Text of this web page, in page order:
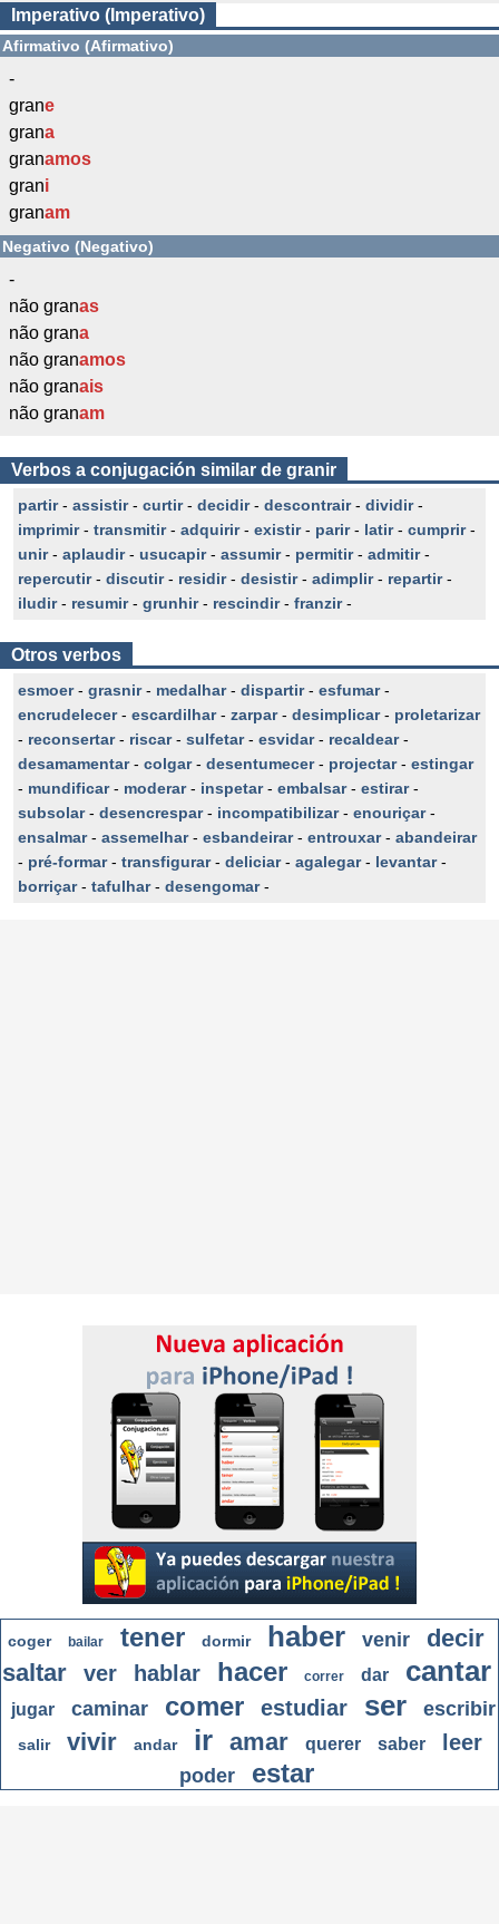
Imperativo (Imperativo)
Afirmativo (Afirmativo)
-
grane
grana
granamos
grani
granam
Negativo (Negativo)
-
não granas
não grana
não granamos
não granais
não granam
Verbos a conjugación similar de granir
partir- assistir- curtir- decidir- descontrair- dividir-
imprimir- transmitir- adquirir- existir- parir- latir- cumprir-
unir- aplaudir- usucapir- assumir- permitir- admitir-
repercutir- discutir- residir- desistir- adimplir- repartir-
iludir- resumir- grunhir- rescindir- franzir-
Otros verbos
esmoer- grasnir- medalhar- dispartir- esfumar-
encrudelecer- escardilhar- zarpar- desimplicar- proletarizar
- reconsertar- riscar- sulfetar- esvidar- recaldear-
desamamentar- colgar- desentumecer- projectar- estingar
- mundificar- moderar- inspetar- embalsar- estirar-
subsolar- desencrespar- incompatibilizar- enouriçar-
ensalmar- assemelhar- esbandeirar- entrouxar- abandeirar
- pré-formar- transfigurar- deliciar- agalegar- levantar-
borriçar- tafulhar- desengomar-
coger bailar tener dormir haber venir
decir
saltar
ver hablar hacer correr dar cantar
jugar caminar comer estudiar ser escribir
salir vivir andar ir amar querer saber leer
poder estar